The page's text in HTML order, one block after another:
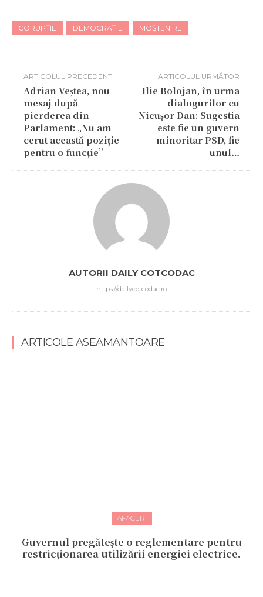
CORUPȚIE DEMOCRAȚIE MOȘTENIRE
ARTICOLUL PRECEDENT
Adrian Veștea, nou
mesaj după
pierderea din
Parlament: „Nu am
cerut această poziție
pentru o funcție”
ARTICOLUL URMĂTOR
Ilie Bolojan, în urma
dialogurilor cu
Nicușor Dan: Sugestia
este fie un guvern
minoritar PSD, fie
unul…
AUTORII DAILY COTCODAC
https://dailycotcodac.ro
ARTICOLE ASEAMANTOARE
AFACERI
Guvernul pregătește o reglementare pentru
restricționarea utilizării energiei electrice.